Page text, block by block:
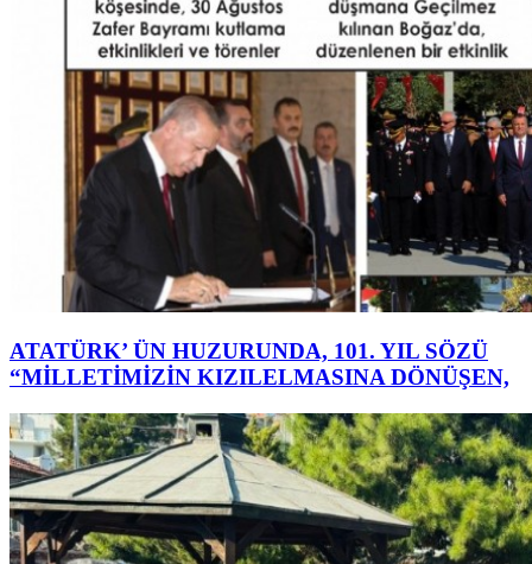
ATATÜRK’ ÜN HUZURUNDA, 101. YIL SÖZÜ
“MİLLETİMİZİN KIZILELMASINA DÖNÜŞEN,